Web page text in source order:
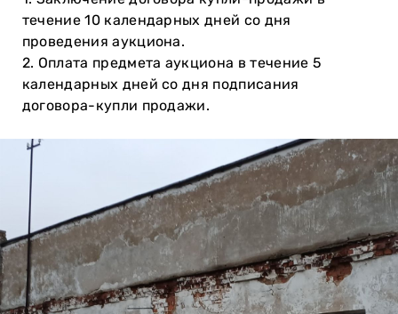
течение 10 календарных дней со дня
проведения аукциона.
2. Оплата предмета аукциона в течение 5
календарных дней со дня подписания
договора-купли продажи.